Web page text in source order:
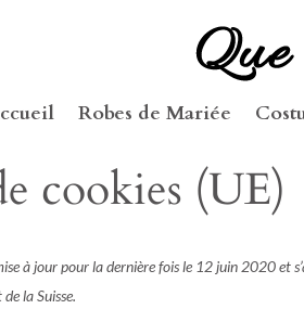
Robes de Mariée
cookies (UE)
à jour pour la dernière fois le 12 juin 2020 et
la Suisse.